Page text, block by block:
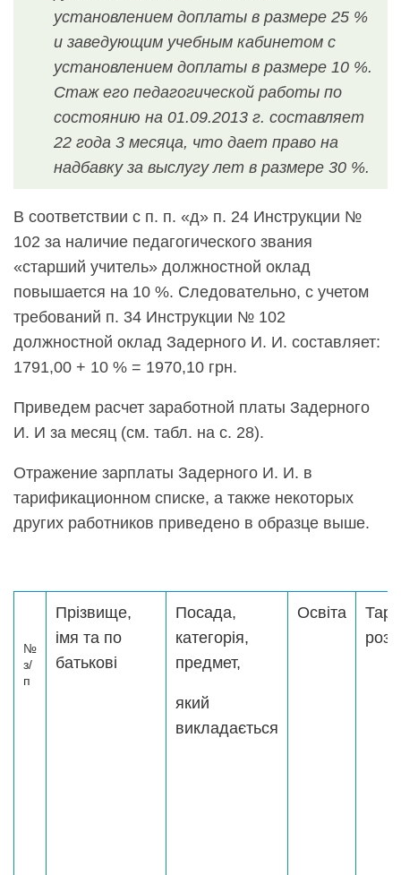
установлением доплаты в размере 25 %
и заведующим учебным кабинетом с
установлением доплаты в размере 10 %.
Стаж его педагогической работы по
состоянию на 01.09.2013 г. составляет
22 года 3 месяца, что дает право на
надбавку за выслугу лет в размере 30 %.
В соответствии с п. п. «д» п. 24 Инструкции №
102 за наличие педагогического звания
«старший учитель» должностной оклад
повышается на 10 %. Следовательно, с учетом
требований п. 34 Инструкции № 102
должностной оклад Задерного И. И. составляет:
1791,00 + 10 % = 1970,10 грн.
Приведем расчет заработной платы Задерного
И. И за месяц (см. табл. на с. 28).
Отражение зарплаты Задерного И. И. в
тарификационном списке, а также некоторых
других работников приведено в образце выше.
№
з/
п
Прізвище,
імя та по
батькові
Посада,
категорія,
предмет,
який
викладається
Освіта